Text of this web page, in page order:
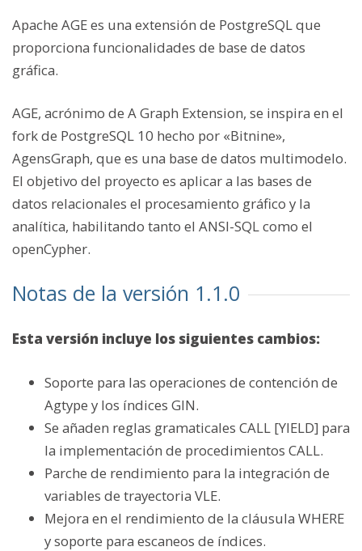
Apache AGE es una extensión de PostgreSQL que
proporciona funcionalidades de base de datos
gráfica.
AGE, acrónimo de A Graph Extension, se inspira en el
fork de PostgreSQL 10 hecho por «Bitnine»,
AgensGraph, que es una base de datos multimodelo.
El objetivo del proyecto es aplicar a las bases de
datos relacionales el procesamiento gráfico y la
analítica, habilitando tanto el ANSI-SQL como el
openCypher.
Notas de la versión 1.1.0
Esta versión incluye los siguientes cambios:
Soporte para las operaciones de contención de
Agtype y los índices GIN.
Se añaden reglas gramaticales CALL [YIELD] para
la implementación de procedimientos CALL.
Parche de rendimiento para la integración de
variables de trayectoria VLE.
Mejora en el rendimiento de la cláusula WHERE
y soporte para escaneos de índices.